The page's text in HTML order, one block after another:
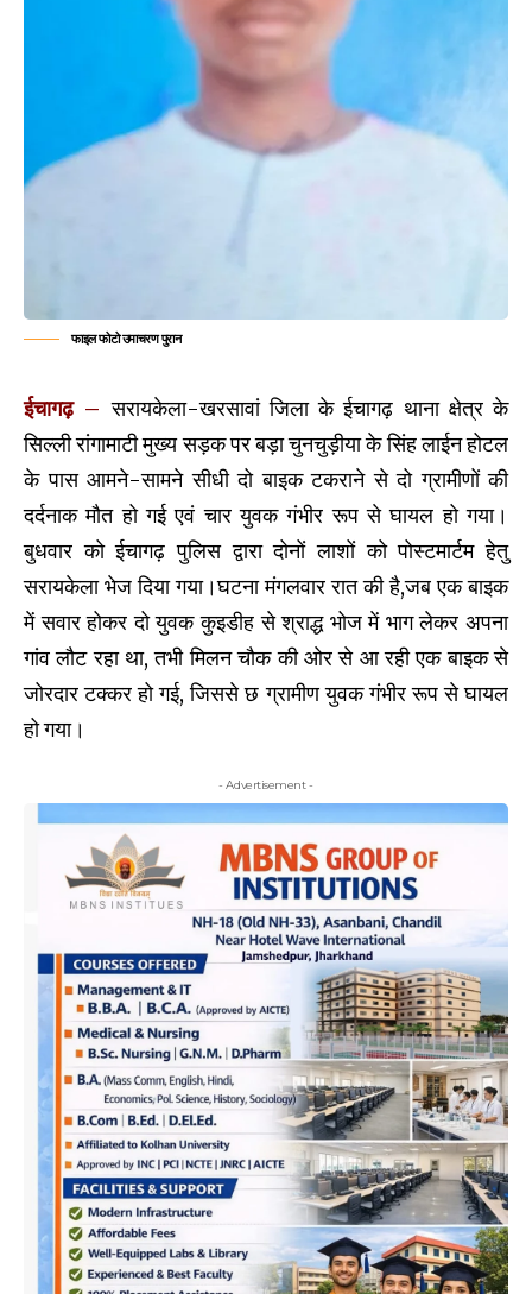
फाइल फोटो उमाचरण पुरान
ईचागढ़ – सरायकेला-खरसावां जिला के ईचागढ़ थाना क्षेत्र के
सिल्ली रांगामाटी मुख्य सड़क पर बड़ा चुनचुड़ीया के सिंह लाईन होटल
के पास आमने-सामने सीधी दो बाइक टकराने से दो ग्रामीणों की
दर्दनाक मौत हो गई एवं चार युवक गंभीर रूप से घायल हो गया।
बुधवार को ईचागढ़ पुलिस द्वारा दोनों लाशों को पोस्टमार्टम हेतु
सरायकेला भेज दिया गया।घटना मंगलवार रात की है,जब एक बाइक
में सवार होकर दो युवक कुइडीह से श्राद्ध भोज में भाग लेकर अपना
गांव लौट रहा था, तभी मिलन चौक की ओर से आ रही एक बाइक से
जोरदार टक्कर हो गई, जिससे छ ग्रामीण युवक गंभीर रूप से घायल
हो गया।
- Advertisement -